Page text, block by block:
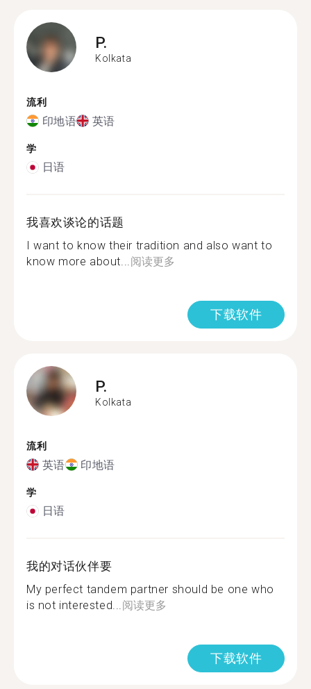
P.
Kolkata
流利
印地语 英语
学
日语
我喜欢谈论的话题
I want to know their tradition and also want to
know more about...阅读更多
下载软件
P.
Kolkata
流利
英语 印地语
学
日语
我的对话伙伴要
My perfect tandem partner should be one who
is not interested...阅读更多
下载软件